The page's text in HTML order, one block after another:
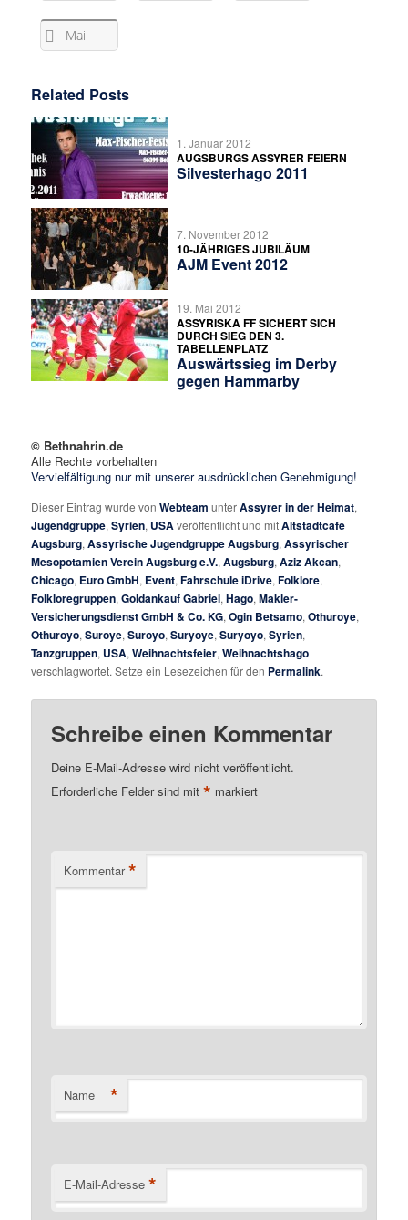
Mail
Related Posts
1. Januar 2012
AUGSBURGS ASSYRER FEIERN
Silvesterhago 2011
7. November 2012
10-JÄHRIGES JUBILÄUM
AJM Event 2012
19. Mai 2012
ASSYRISKA FF SICHERT SICH
DURCH SIEG DEN 3.
TABELLENPLATZ
Auswärtssieg im Derby
gegen Hammarby
© Bethnahrin.de
Alle Rechte vorbehalten
Vervielfältigung nur mit unserer ausdrücklichen Genehmigung!
Dieser Eintrag wurde vonWebteam unterAssyrer in der Heimat,
Jugendgruppe,Syrien, USA veröffentlicht und mitAltstadtcafe
Augsburg,Assyrische Jugendgruppe Augsburg,Assyrischer
Mesopotamien Verein Augsburg e.V.,Augsburg,Aziz Akcan,
Chicago, Euro GmbH, Event,Fahrschule iDrive,Folklore,
Folkloregruppen,Goldankauf Gabriel,Hago,Makler-
Versicherungsdienst GmbH & Co. KG,Ogin Betsamo,Othuroye,
Othuroyo,Suroye,Suroyo,Suryoye,Suryoyo,Syrien,
Tanzgruppen, USA,Weihnachtsfeier,Weihnachtshago
verschlagwortet. Setze ein Lesezeichen für den Permalink.
Schreibe einen Kommentar
Deine E-Mail-Adresse wird nicht veröffentlicht.
Erforderliche Felder sind mit* markiert
Kommentar *
Name *
E-Mail-Adresse *